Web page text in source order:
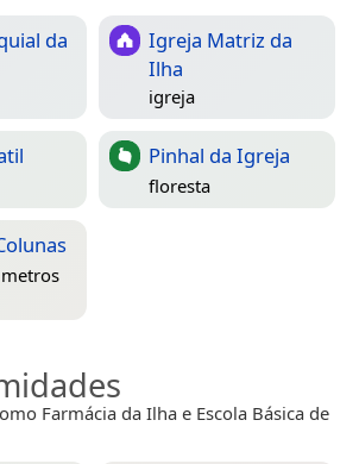
da
Igreja Matriz da
Ilha
igreja
Pinhal da Igreja
floresta
Farmácia da Ilha e Escola Básica de